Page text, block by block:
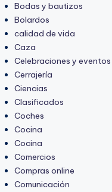
Bodas y bautizos
Bolardos
calidad de vida
Caza
Celebraciones y eventos
Cerrajería
Ciencias
Clasificados
Coches
Cocina
Cocina
Comercios
Compras online
Comunicación